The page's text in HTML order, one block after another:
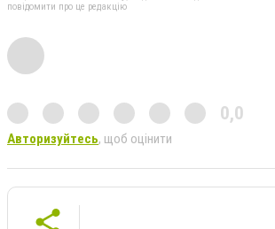
повідомити про це редакцію
0,0
Авторизуйтесь, щоб оцінити